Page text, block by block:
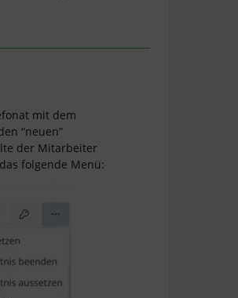
mit dem
“neuen”
der Mitarbeiter
folgende Menü: